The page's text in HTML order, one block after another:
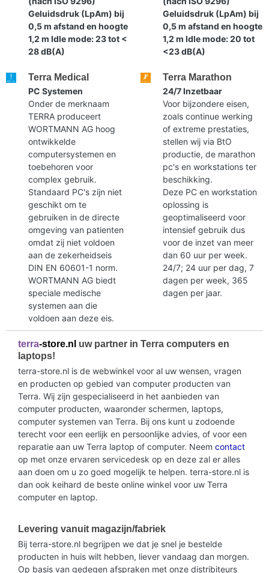
Geluidsdruk (LpAm) bij
0,5 m afstand en hoogte
1,2 m Idle mode: 23 tot <
28 dB(A)
Geluidsdruk (LpAm) bij
0,5 m afstand en hoogte
1,2 m Idle mode: 20 tot
<23 dB(A)
Terra Medical
PC Systemen
Onder de merknaam
TERRA produceert
WORTMANN AG hoog
ontwikkelde
computersystemen en
toebehoren voor
complex gebruik.
Standaard PC's zijn niet
geschikt om te
gebruiken in de directe
omgeving van patienten
omdat zij niet voldoen
aan de zekerheidseis
DIN EN 60601-1 norm.
WORTMANN AG biedt
speciale medische
systemen aan die
voldoen aan deze eis.
Terra Marathon
24/7 Inzetbaar
Voor bijzondere eisen,
zoals continue werking
of extreme prestaties,
stellen wij via BtO
productie, de marathon
pc's en workstations ter
beschikking.
Deze PC en workstation
oplossing is
geoptimaliseerd voor
intensief gebruik dus
voor de inzet van meer
dan 60 uur per week.
24/7; 24 uur per dag, 7
dagen per week, 365
dagen per jaar.
terra-store.nl uw partner in Terra computers en
laptops!
terra-store.nl is de webwinkel voor al uw wensen, vragen
en producten op gebied van computer producten van
Terra. Wij zijn gespecialiseerd in het aanbieden van
computer producten, waaronder schermen, laptops,
computer systemen van Terra. Bij ons kunt u zodoende
terecht voor een eerlijk en persoonlijke advies, of voor een
reparatie aan uw Terra laptop of computer. Neem contact
op met onze ervaren servicedesk op en deze zal er alles
aan doen om u zo goed mogelijk te helpen. terra-store.nl is
dan ook keihard de beste online winkel voor uw Terra
computer en laptop.
Levering vanuit magazijn/fabriek
Bij terra-store.nl begrijpen we dat je snel je bestelde
producten in huis wilt hebben, liever vandaag dan morgen.
Op basis van gedegen afspraken met onze distribiteurs